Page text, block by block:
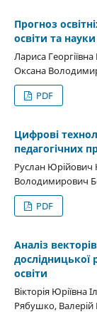
Прогноз
освіти та
Лариса
Оксана
PDF
Цифрові
педагогічних
Руслан Юрійович
Володимирович
PDF
Аналіз
освіти
Вікторія Юріївна
Рябушко, Валерій